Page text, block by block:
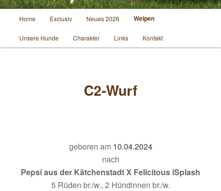
Home Exclusiv Neues 2026 Welpen
Unsere Hunde Charakter Links Kontakt
C2-Wurf
geboren am 10.04.2024
nach
Pepsi aus der Kätchenstadt X Felicitous iSplash
5 Rüden br./w., 2 Hündinnen br./w.